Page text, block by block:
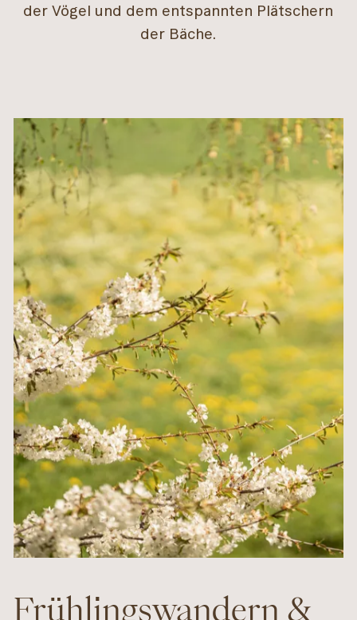
der Vögel und dem entspannten Plätschern
der Bäche.
Frühlingswandern &